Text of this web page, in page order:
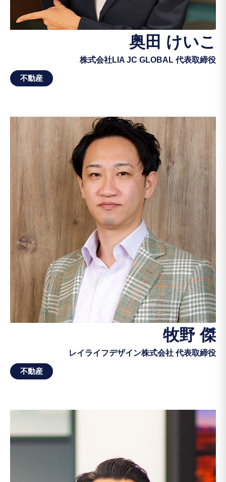
奥田 けいこ
株式会社LIA JC GLOBAL 代表取締役
不動産
牧野 傑
レイライフデザイン株式会社 代表取締役
不動産